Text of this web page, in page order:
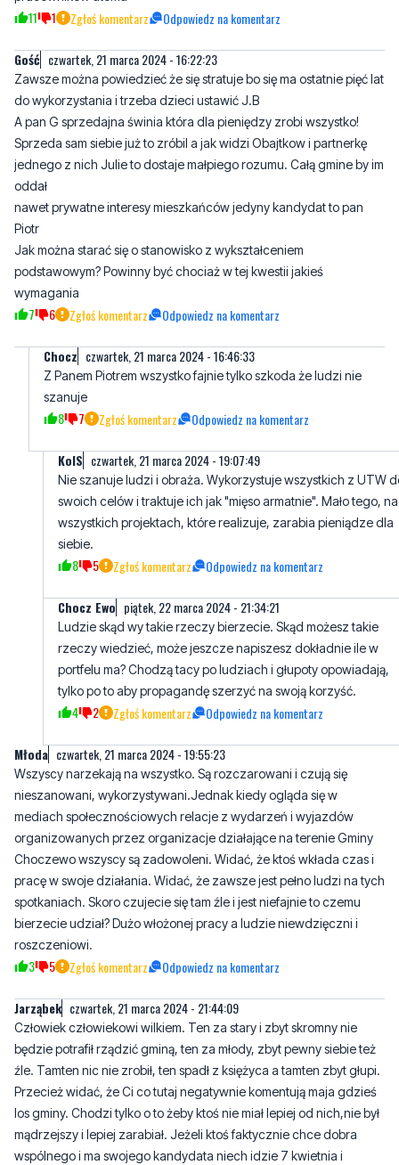
11 1 Zgłoś komentarz Odpowiedz na komentarz
Gość czwartek, 21 marca 2024 - 16:22:23
Zawsze można powiedzieć że się stratuje bo się ma ostatnie pięć lat
do wykorzystania i trzeba dzieci ustawić J.B
A pan G sprzedajna świnia która dla pieniędzy zrobi wszystko!
Sprzeda sam siebie już to zróbil a jak widzi Obajtkow i partnerkę
jednego z nich Julie to dostaje małpiego rozumu. Całą gmine by im
oddał
nawet prywatne interesy mieszkańców jedyny kandydat to pan
Piotr
Jak można starać się o stanowisko z wykształceniem
podstawowym? Powinny być chociaż w tej kwestii jakieś
wymagania
7 6 Zgłoś komentarz Odpowiedz na komentarz
Chocz czwartek, 21 marca 2024 - 16:46:33
Z Panem Piotrem wszystko fajnie tylko szkoda że ludzi nie
szanuje
8 7 Zgłoś komentarz Odpowiedz na komentarz
KolS czwartek, 21 marca 2024 - 19:07:49
Nie szanuje ludzi i obraża. Wykorzystuje wszystkich z UTW
swoich celów i traktuje ich jak "mięso armatnie". Mało tego, na
wszystkich projektach, które realizuje, zarabia pieniądze dla
siebie.
8 5 Zgłoś komentarz Odpowiedz na komentarz
Chocz Ewo piątek, 22 marca 2024 - 21:34:21
Ludzie skąd wy takie rzeczy bierzecie. Skąd możesz takie
rzeczy wiedzieć, może jeszcze napiszesz dokładnie ile w
portfelu ma? Chodzą tacy po ludziach i głupoty opowiadają,
tylko po to aby propagandę szerzyć na swoją korzyść.
4 2 Zgłoś komentarz Odpowiedz na komentarz
Młoda czwartek, 21 marca 2024 - 19:55:23
Wszyscy narzekają na wszystko. Są rozczarowani i czują się
nieszanowani, wykorzystywani.Jednak kiedy ogląda się w
mediach społecznościowych relacje z wydarzeń i wyjazdów
organizowanych przez organizacje działające na terenie Gminy
Choczewo wszyscy są zadowoleni. Widać, że ktoś wkłada czas i
pracę w swoje działania. Widać, że zawsze jest pełno ludzi na tych
spotkaniach. Skoro czujecie się tam źle i jest niefajnie to czemu
bierzecie udział? Dużo włożonej pracy a ludzie niewdzięczni i
roszczeniowi.
3 5 Zgłoś komentarz Odpowiedz na komentarz
Jarząbek czwartek, 21 marca 2024 - 21:44:09
Człowiek człowiekowi wilkiem. Ten za stary i zbyt skromny nie
będzie potrafił rządzić gminą, ten za młody, zbyt pewny siebie też
źle. Tamten nic nie zrobił, ten spadł z księżyca a tamten zbyt głupi.
Przecież widać, że Ci co tutaj negatywnie komentują maja gdzieś
los gminy. Chodzi tylko o to żeby ktoś nie miał lepiej od nich,nie był
mądrzejszy i lepiej zarabiał. Jeżeli ktoś faktycznie chce dobra
wspólnego i ma swojego kandydata niech idzie 7 kwietnia i